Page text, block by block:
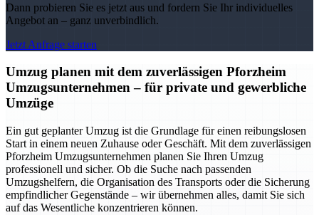
Dann probieren Sie es jetzt aus und fordern Sie Ihr individuelles
Angebot an – ganz unverbindlich.
Jetzt Anfrage starten
Umzug planen mit dem zuverlässigen Pforzheim
Umzugsunternehmen – für private und gewerbliche
Umzüge
Ein gut geplanter Umzug ist die Grundlage für einen reibungslosen
Start in einem neuen Zuhause oder Geschäft. Mit dem zuverlässigen
Pforzheim Umzugsunternehmen planen Sie Ihren Umzug
professionell und sicher. Ob die Suche nach passenden
Umzugshelfern, die Organisation des Transports oder die Sicherung
empfindlicher Gegenstände – wir übernehmen alles, damit Sie sich
auf das Wesentliche konzentrieren können.